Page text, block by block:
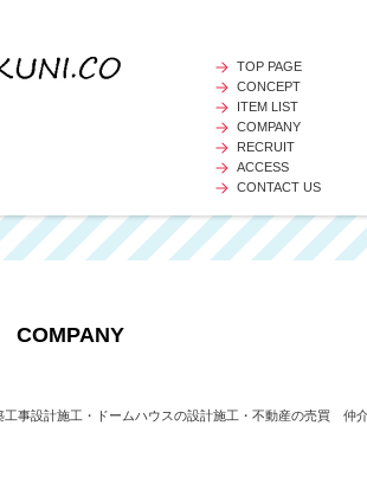
COMPANY
事設計施工・ドームハウスの設計施工・不動産の売買
TOP PAGE
CONCEPT
ITEM LIST
COMPANY
RECRUIT
ACCESS
CONTACT US